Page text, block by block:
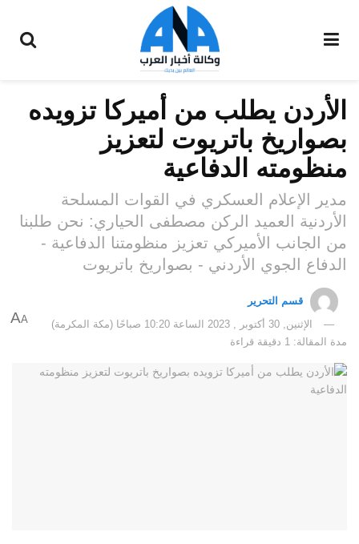
الأردن يطلب من أميركا تزويده
بصواريخ باتريوت لتعزيز
منظومته الدفاعية
مدير الإعلام العسكري في القوات المسلحة
الأردنية العميد الركن مصطفى الحياري: نحن طلبنا
من الجانب الأميركي تعزيز منظومتنا الدفاعية -
الدفاع الجوي الأردني - بصواريخ باتريوت
قسم التحرير
الإثنين, 30 أكتوبر , 2023 الساعة 10:20 صباحًا (مكة المكرمة)
مدة المقالة: 1 دقيقة قراءة
A
A